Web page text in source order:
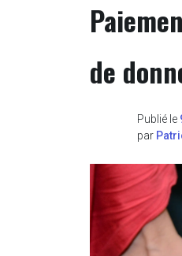
de
Publié le
par